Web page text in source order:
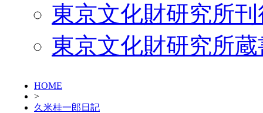
東京文化財研究所
東京文化財研究所
HOME
>
久米桂一郎日記